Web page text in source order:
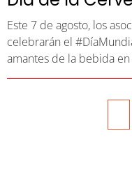
Este 7 de agosto, los
celebrarán el
amantes de la bebida